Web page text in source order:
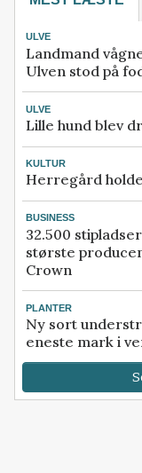
ULVE
Landmand
Ulven stod på
ULVE
Lille hund blev
KULTUR
Herregård
BUSINESS
32.500
største
Crown
PLANTER
Ny sort
eneste mark i